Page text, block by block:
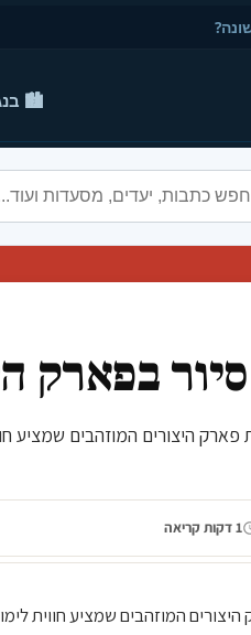
🏙️
סיור בפארק
היצורים המוזהבים שמציע
1 דקות קריאה
המוזהבים שמציע חווית